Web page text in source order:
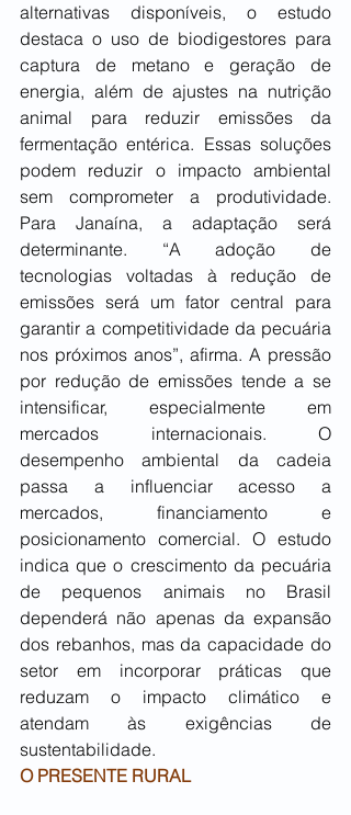
alternativas disponíveis, o estudo
destaca o uso de biodigestores para
captura de metano e geração de
energia, além de ajustes na nutrição
animal para reduzir emissões da
fermentação entérica. Essas soluções
podem reduzir o impacto ambiental
sem comprometer a produtividade.
Para Janaína, a adaptação será
determinante. “A adoção de
tecnologias voltadas à redução de
emissões será um fator central para
garantir a competitividade da pecuária
nos próximos anos”, afirma. A pressão
por redução de emissões tende a se
intensificar, especialmente em
mercados internacionais. O
desempenho ambiental da cadeia
passa a influenciar acesso a
mercados, financiamento e
posicionamento comercial. O estudo
indica que o crescimento da pecuária
de pequenos animais no Brasil
dependerá não apenas da expansão
dos rebanhos, mas da capacidade do
setor em incorporar práticas que
reduzam o impacto climático e
atendam às exigências de
sustentabilidade.
O PRESENTE RURAL